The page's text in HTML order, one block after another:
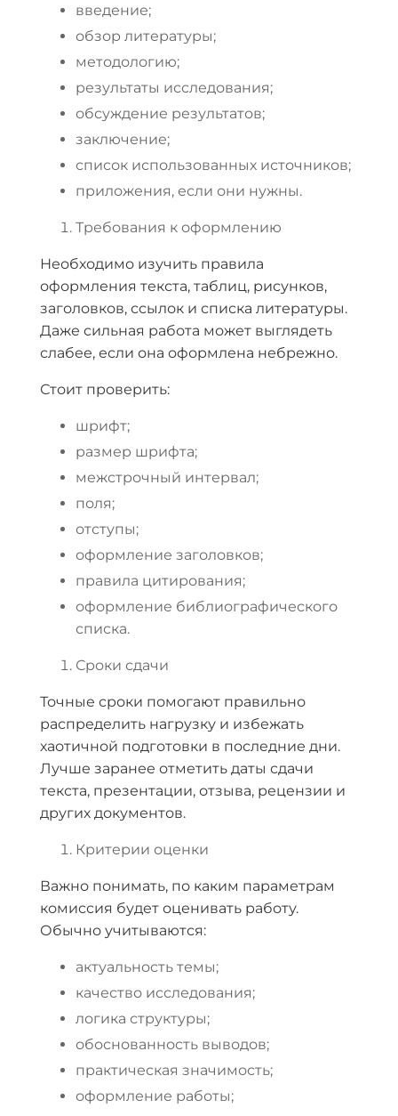
введение;
обзор литературы;
методологию;
результаты исследования;
обсуждение результатов;
заключение;
список использованных источников;
приложения, если они нужны.
Требования к оформлению
Необходимо изучить правила
оформления текста, таблиц, рисунков,
заголовков, ссылок и списка литературы.
Даже сильная работа может выглядеть
слабее, если она оформлена небрежно.
Стоит проверить:
шрифт;
размер шрифта;
межстрочный интервал;
поля;
отступы;
оформление заголовков;
правила цитирования;
оформление библиографического
списка.
Сроки сдачи
Точные сроки помогают правильно
распределить нагрузку и избежать
хаотичной подготовки в последние дни.
Лучше заранее отметить даты сдачи
текста, презентации, отзыва, рецензии и
других документов.
Критерии оценки
Важно понимать, по каким параметрам
комиссия будет оценивать работу.
Обычно учитываются:
актуальность темы;
качество исследования;
логика структуры;
обоснованность выводов;
практическая значимость;
оформление работы;